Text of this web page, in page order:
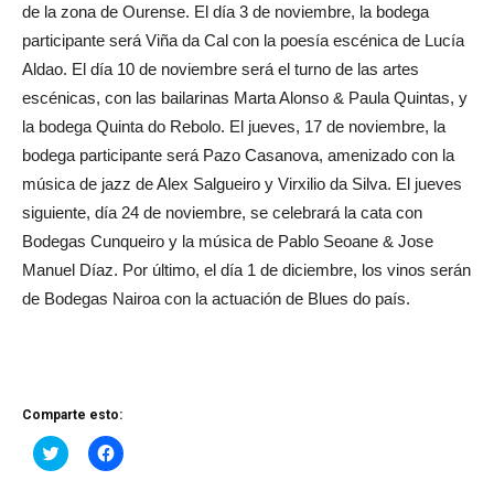
de la zona de Ourense. El día 3 de noviembre, la bodega
participante será Viña da Cal con la poesía escénica de Lucía
Aldao. El día 10 de noviembre será el turno de las artes
escénicas, con las bailarinas Marta Alonso & Paula Quintas, y
la bodega Quinta do Rebolo. El jueves, 17 de noviembre, la
bodega participante será Pazo Casanova, amenizado con la
música de jazz de Alex Salgueiro y Virxilio da Silva. El jueves
siguiente, día 24 de noviembre, se celebrará la cata con
Bodegas Cunqueiro y la música de Pablo Seoane & Jose
Manuel Díaz. Por último, el día 1 de diciembre, los vinos serán
de Bodegas Nairoa con la actuación de Blues do país.
Comparte esto:
Haz
clic
Haz
clic